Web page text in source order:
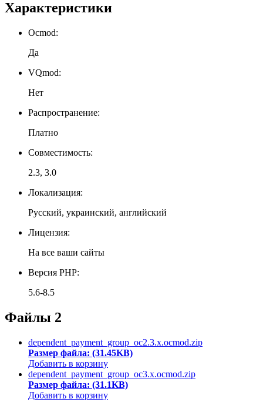
Характеристики
Ocmod:
Да
VQmod:
Нет
Распространение:
Платно
Совместимость:
2.3, 3.0
Локализация:
Русский, украинский, английский
Лицензия:
На все ваши сайты
Версия PHP:
5.6-8.5
Файлы 2
dependent_payment_group_oc2.3.x.ocmod.zip
Размер файла: (31.45KB)
Добавить в корзину
dependent_payment_group_oc3.x.ocmod.zip
Размер файла: (31.1KB)
Добавить в корзину